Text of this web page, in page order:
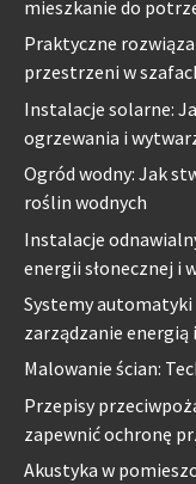
mieszkanie do
Praktyczne
przestrzeni w
Instalacje solarne:
ogrzewania i
Ogród wodny: Jak
roślin wodnych
Instalacje
energii słonecznej i
Systemy
zarządzanie
Malowanie ścian:
Przepisy
zapewnić ochronę
Akustyka w